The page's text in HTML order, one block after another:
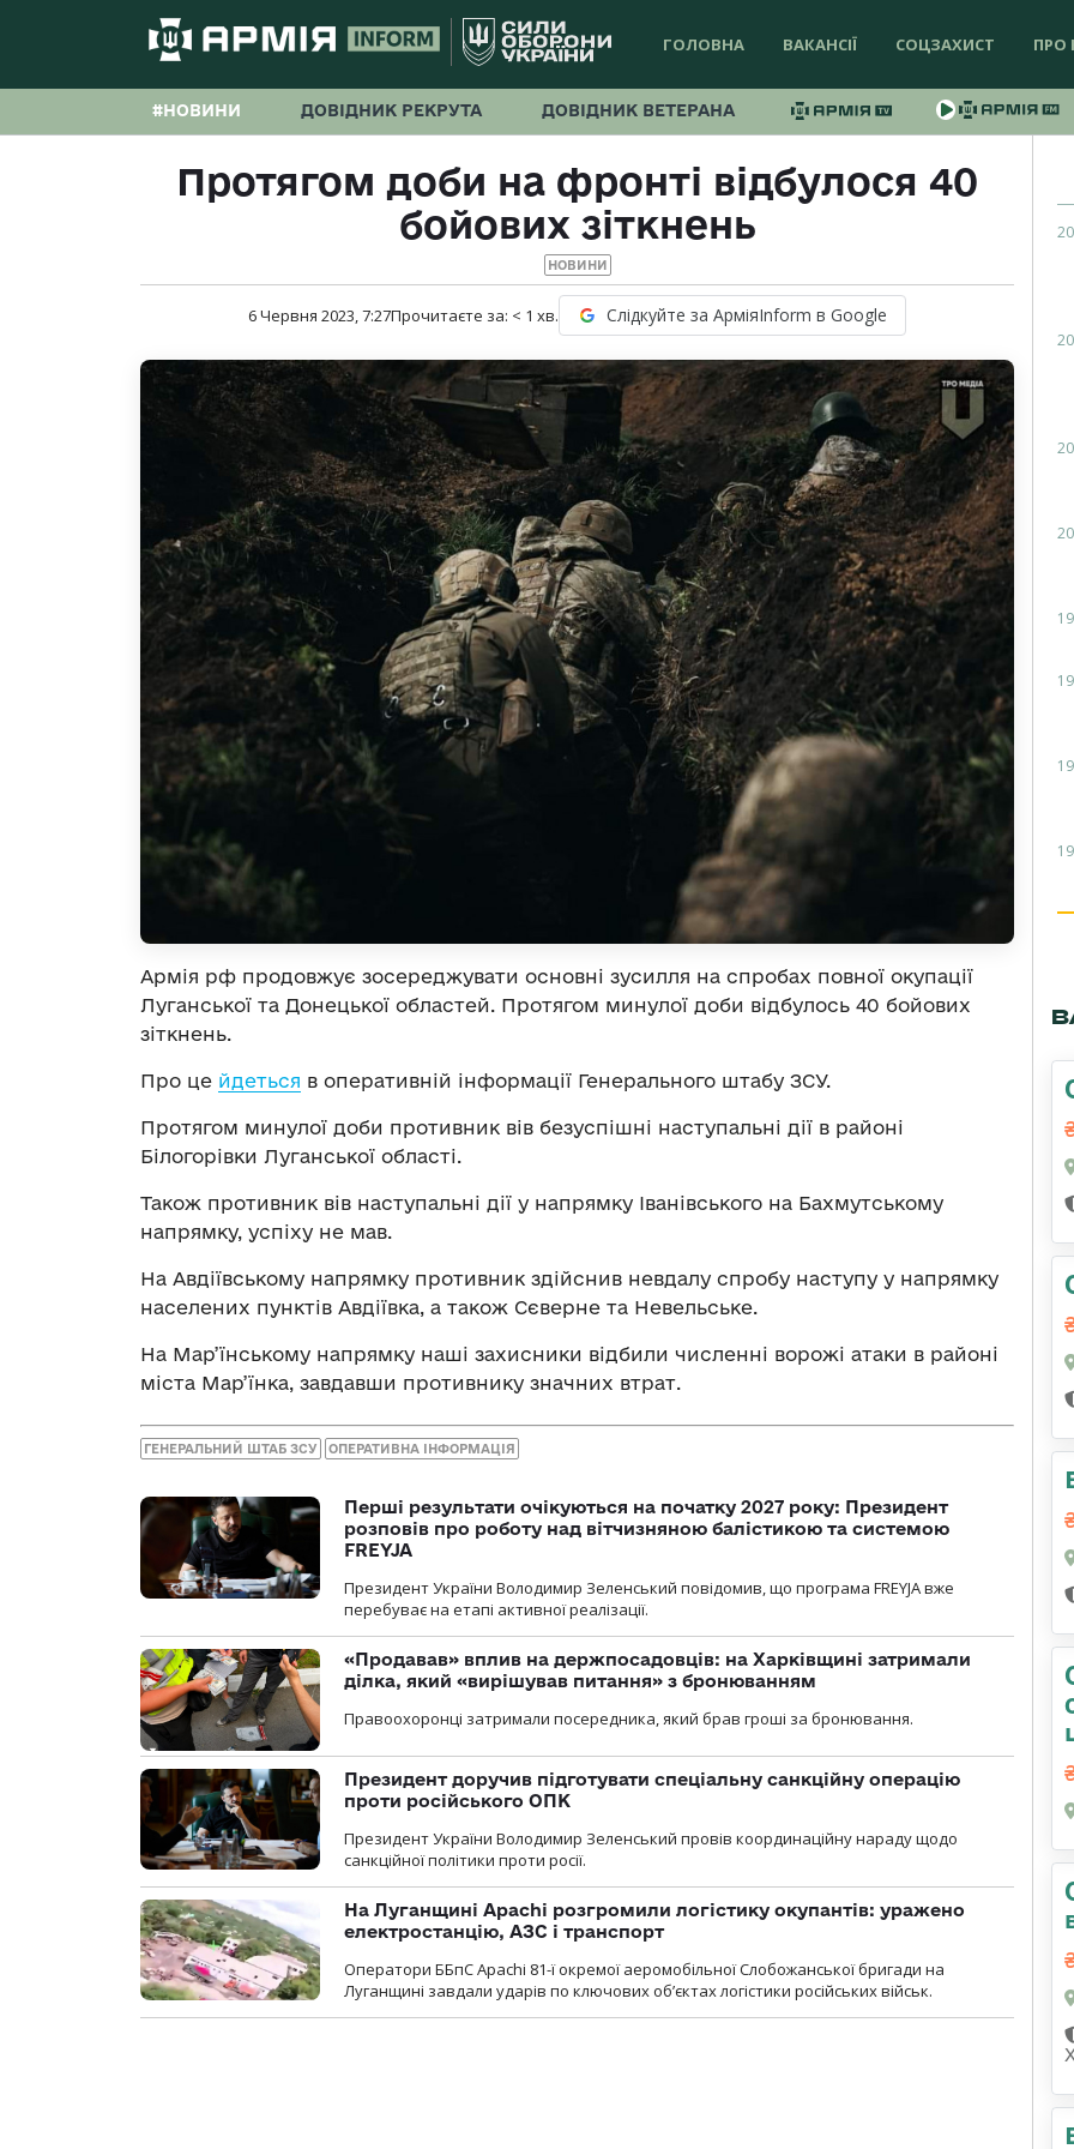
ГОЛОВНА ВАКАНСІЇ СОЦЗАХИСТ ПРО
#НОВИНИ ДОВІДНИК РЕКРУТА ДОВІДНИК ВЕТЕРАНА
Протягом доби на фронті відбулося 40
бойових зіткнень
НОВИНИ
6 Червня 2023, 7:27Прочитаєте за: < 1 хв. Слідкуйте за АрміяInform в Google
Армія рф продовжує зосереджувати основні зусилля на спробах повної окупації
Луганської та Донецької областей. Протягом минулої доби відбулось 40 бойових
зіткнень.
Про це йдеться в оперативній інформації Генерального штабу ЗСУ.
Протягом минулої доби противник вів безуспішні наступальні дії в районі
Білогорівки Луганської області.
Також противник вів наступальні дії у напрямку Іванівського на Бахмутському
напрямку, успіху не мав.
На Авдіївському напрямку противник здійснив невдалу спробу наступу у напрямку
населених пунктів Авдіївка, а також Сєверне та Невельське.
На Мар’їнському напрямку наші захисники відбили численні ворожі атаки в районі
міста Мар’їнка, завдавши противнику значних втрат.
ГЕНЕРАЛЬНИЙ ШТАБ ЗСУ ОПЕРАТИВНА ІНФОРМАЦІЯ
Перші результати очікуються на початку 2027 року: Президент
розповів про роботу над вітчизняною балістикою та системою
FREYJA
Президент України Володимир Зеленський повідомив, що програма FREYJA вже
перебуває на етапі активної реалізації.
«Продавав» вплив на держпосадовців: на Харківщині затримали
ділка, який «вирішував питання» з бронюванням
Правоохоронці затримали посередника, який брав гроші за бронювання.
Президент доручив підготувати спеціальну санкційну операцію
проти російського ОПК
Президент України Володимир Зеленський провів координаційну нараду щодо
санкційної політики проти росії.
На Луганщині Apachi розгромили логістику окупантів: уражено
електростанцію, АЗС і транспорт
Оператори ББпС Apachi 81-ї окремої аеромобільної Слобожанської бригади на
Луганщині завдали ударів по ключових об’єктах логістики російських військ.